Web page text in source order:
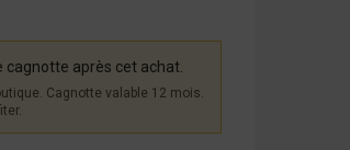
cagnotte après cet achat.
Cagnotte valable 12 mois.